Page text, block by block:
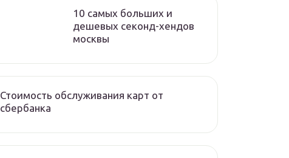
10 самых больших и
дешевых секонд-хендов
москвы
Стоимость обслуживания карт от
сбербанка